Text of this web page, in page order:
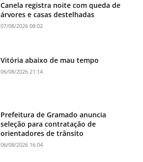
Canela registra noite com queda de
árvores e casas destelhadas
07/08/2026 08:02
Vitória abaixo de mau tempo
06/08/2026 21:14
Prefeitura de Gramado anuncia
seleção para contratação de
orientadores de trânsito
06/08/2026 16:04